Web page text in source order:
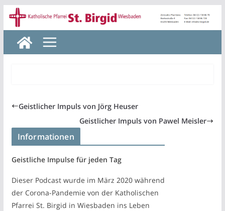
Zum
Inhalt
springen
Geistlicher Impuls von Jörg Heuser
Geistlicher Impuls von Pawel Meisler
Informationen
Geistliche Impulse für jeden Tag
Dieser Podcast wurde im März 2020 während
der Corona-Pandemie von der Katholischen
Pfarrei St. Birgid in Wiesbaden ins Leben